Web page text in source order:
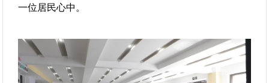
一位居民心中。